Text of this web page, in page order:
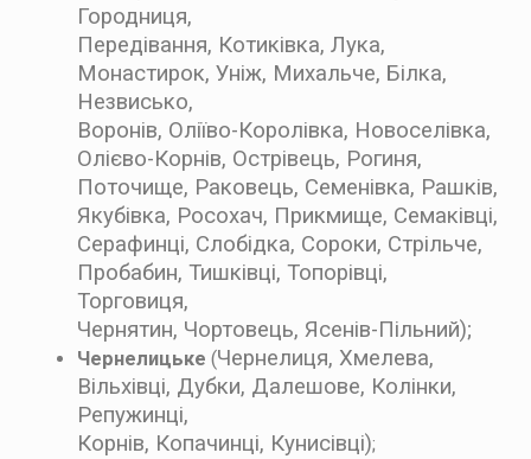
Городниця,
Передівання, Котиківка, Лука,
Монастирок, Уніж, Михальче, Білка,
Незвисько,
Воронів, Оліїво-Королівка, Новоселівка,
Олієво-Корнів, Острівець, Рогиня,
Поточище, Раковець, Семенівка, Рашків,
Якубівка, Росохач, Прикмище, Семаківці,
Серафинці, Слобідка, Сороки, Стрільче,
Пробабин, Тишківці, Топорівці,
Торговиця,
Чернятин, Чортовець, Ясенів-Пільний);
Чернелицьке (Чернелиця, Хмелева,
Вільхівці, Дубки, Далешове, Колінки,
Репужинці,
Корнів, Копачинці, Кунисівці);